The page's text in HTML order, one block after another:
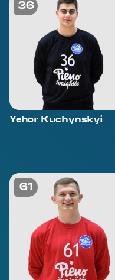
36
Yehor Kuchynskyi
61